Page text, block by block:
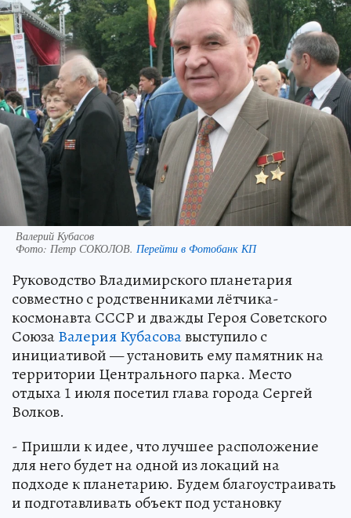
Валерий Кубасов
Фото: Петр СОКОЛОВ. Перейти в Фотобанк КП
Руководство Владимирского планетария
совместно с родственниками лётчика-
космонавта СССР и дважды Героя Советского
СоюзаВалерия Кубасовавыступило с
инициативой — установить ему памятник на
территории Центрального парка. Место
отдыха 1 июля посетил глава города Сергей
Волков.
- Пришли к идее, что лучшее расположение
для него будет на одной из локаций на
подходе к планетарию. Будем благоустраивать
и подготавливать объект под установку